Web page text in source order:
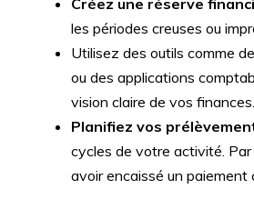
Créez une réserve
les périodes creuses ou
Utilisez des outils comme
ou des applications
vision claire de vos finances.
Planifiez vos
cycles de votre activité. Par
avoir encaissé un paiement